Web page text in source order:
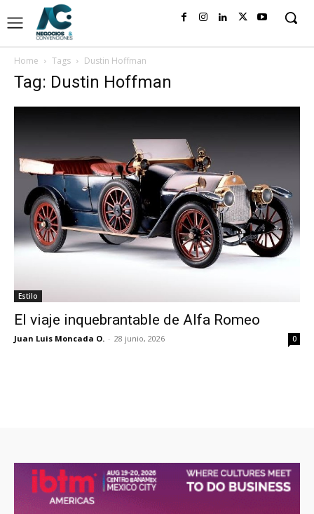
Home Tags Dustin Hoffman
Tag: Dustin Hoffman
Estilo
El viaje inquebrantable de Alfa Romeo
Juan Luis Moncada O. - 28 junio, 2026 0